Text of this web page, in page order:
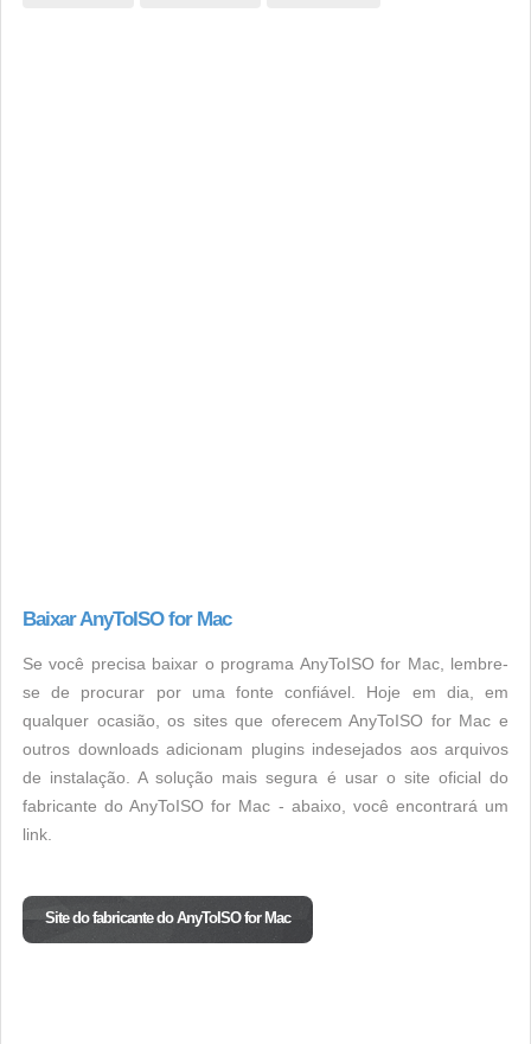
Baixar AnyToISO for Mac
Se você precisa baixar o programa AnyToISO for Mac, lembre-
se de procurar por uma fonte confiável. Hoje em dia, em
qualquer ocasião, os sites que oferecem AnyToISO for Mac e
outros downloads adicionam plugins indesejados aos arquivos
de instalação. A solução mais segura é usar o site oficial do
fabricante do AnyToISO for Mac - abaixo, você encontrará um
link.
Site do fabricante do AnyToISO for Mac